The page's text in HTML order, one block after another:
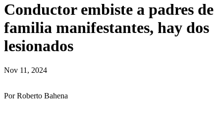
Conductor embiste a padres de
familia manifestantes, hay dos
lesionados
Nov 11, 2024
Por Roberto Bahena